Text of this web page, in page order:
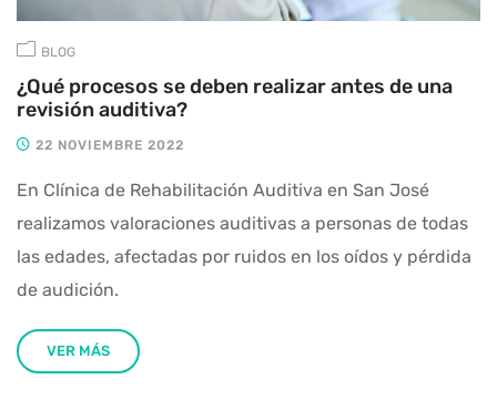
BLOG
¿Qué procesos se deben realizar antes de una
revisión auditiva?
22 NOVIEMBRE 2022
En Clínica de Rehabilitación Auditiva en San José
realizamos valoraciones auditivas a personas de todas
las edades, afectadas por ruidos en los oídos y pérdida
de audición.
VER MÁS